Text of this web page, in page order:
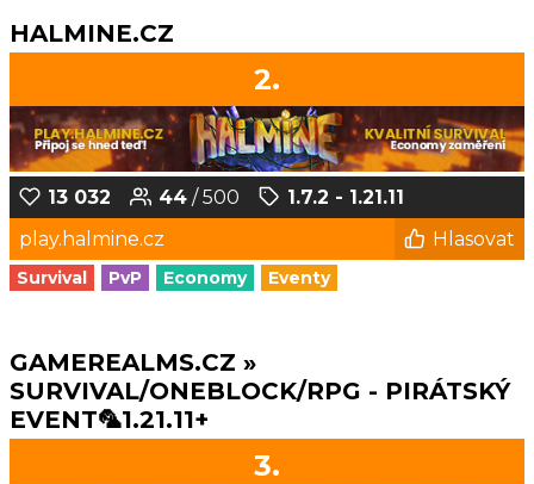
HALMINE.CZ
2.
13 032 44 / 500
1.7.2 - 1.21.11
play.halmine.cz
Hlasovat
Survival PvP Economy Eventy
GAMEREALMS.CZ »
SURVIVAL/ONEBLOCK/RPG - PIRÁTSKÝ
EVENT🦜1.21.11+
3.